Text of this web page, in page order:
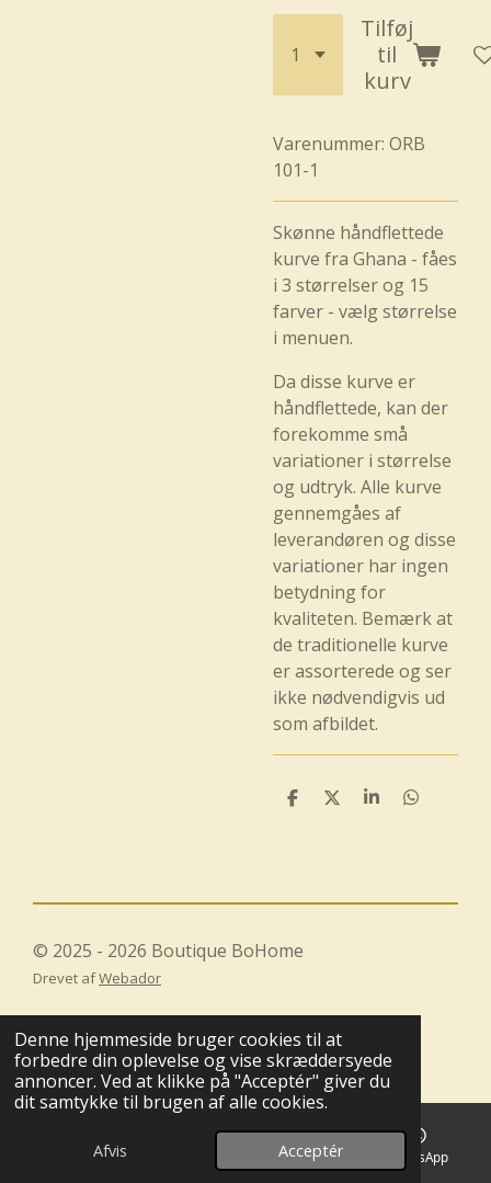
Denne hjemmeside bruger cookies til at
forbedre din oplevelse og vise skræddersyede
annoncer. Ved at klikke på "Acceptér" giver du
dit samtykke til brugen af alle cookies.
Afvis Acceptér
Tilføj
til
kurv
Varenummer: ORB
101-1
Skønne håndflettede
kurve fra Ghana - fåes
i 3 størrelser og 15
farver - vælg størrelse
i menuen.
Da disse kurve er
håndflettede, kan der
forekomme små
variationer i størrelse
og udtryk. Alle kurve
gennemgåes af
leverandøren og disse
variationer har ingen
betydning for
kvaliteten. Bemærk at
de traditionelle kurve
er assorterede og ser
ikke nødvendigvis ud
som afbildet.
D
D
D
D
© 2025 - 2026 Boutique BoHome
Drevet afWebador
E-mail WhatsApp